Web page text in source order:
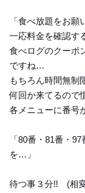
「食べ放題をお願
一応料金を確認す
食べログのクーポ
ですね…
もちろん時間無制
何回か来てるので
各メニューに番号
「80番・81番・
を…」
待つ事３分!! (相